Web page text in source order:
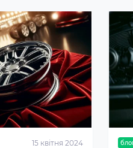
15 квітня 2024